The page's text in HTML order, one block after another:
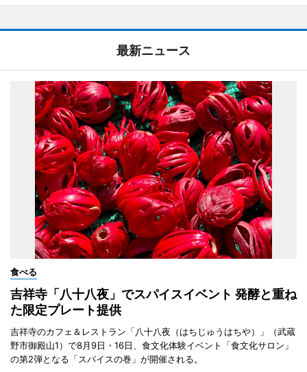
最新ニュース
食べる
吉祥寺「八十八夜」でスパイスイベント 発酵と重ね
た限定プレート提供
吉祥寺のカフェ＆レストラン「八十八夜（はちじゅうはちや）」（武蔵
野市御殿山1）で8月9日・16日、食文化体験イベント「食文化サロン」
の第2弾となる「スパイスの巻」が開催される。